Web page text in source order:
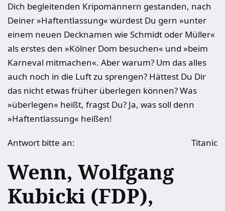
Dich begleitenden Kripomännern gestanden, nach
Deiner »Haftentlassung« würdest Du gern »unter
einem neuen Decknamen wie Schmidt oder Müller«
als erstes den »Kölner Dom besuchen« und »beim
Karneval mitmachen«. Aber warum? Um das alles
auch noch in die Luft zu sprengen? Hättest Du Dir
das nicht etwas früher überlegen können? Was
»überlegen« heißt, fragst Du? Ja, was soll denn
»Haftentlassung« heißen!
Antwort bitte an: Titanic
Wenn, Wolfgang
Kubicki (FDP),